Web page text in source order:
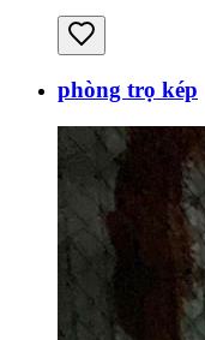
phòng trọ kép